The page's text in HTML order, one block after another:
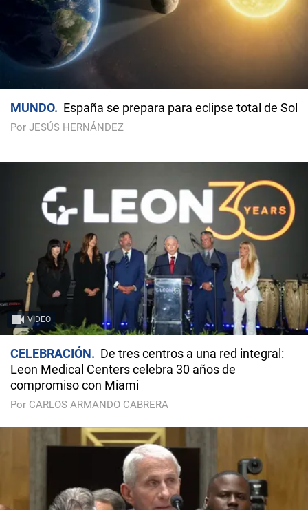
MUNDO España se prepara para eclipse total de Sol
Por JESÚS HERNÁNDEZ
VIDEO
CELEBRACIÓN
De tres centros a una red integral:
Leon Medical Centers celebra 30 años de
compromiso con Miami
Por CARLOS ARMANDO CABRERA